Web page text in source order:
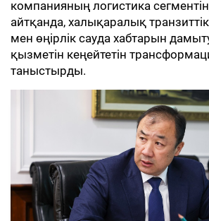
компанияның логистика
айтқанда, халықаралық
мен өңірлік сауда хабтарын
қызметін кеңейтетін
таныстырды.